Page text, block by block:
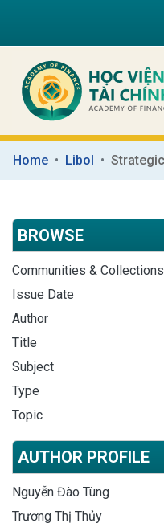
Home Libol
BROWSE
Communities & Collections
Issue Date
Author
Title
Subject
Type
Topic
AUTHOR PROFILE
Nguyễn Đào Tùng
Trương Thị Thủy